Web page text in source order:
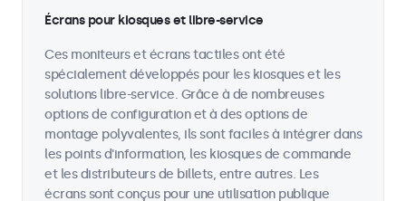
Écrans pour kiosques et libre-service
Ces moniteurs et écrans tactiles ont été
spécialement développés pour les kiosques et les
solutions libre-service. Grâce à de nombreuses
options de configuration et à des options de
montage polyvalentes, ils sont faciles à intégrer dans
les points d'information, les kiosques de commande
et les distributeurs de billets, entre autres. Les
écrans sont conçus pour une utilisation publique